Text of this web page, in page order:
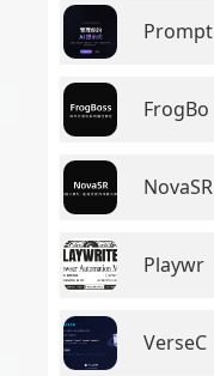
Prompt
FrogBo
NovaSR
Playwr
VerseC